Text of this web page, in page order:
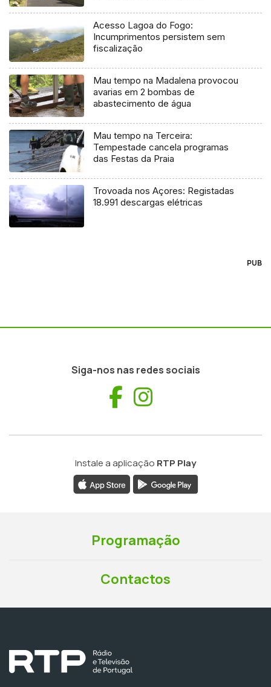
Acesso Lagoa do Fogo:
Incumprimentos persistem sem
fiscalização
Mau tempo na Madalena provocou
avarias em 2 bombas de
abastecimento de água
Mau tempo na Terceira:
Tempestade cancela programas
das Festas da Praia
Trovoada nos Açores: Registadas
18.991 descargas elétricas
PUB
Siga-nos nas redes sociais
Facebook
Instale a aplicação RTP Play
Programação
Contactos